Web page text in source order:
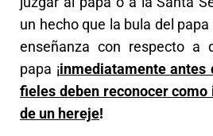
un hecho que la bula del
enseñanza con respecto a
papa ¡inmediatamente antes
fieles deben reconocer
de un hereje!